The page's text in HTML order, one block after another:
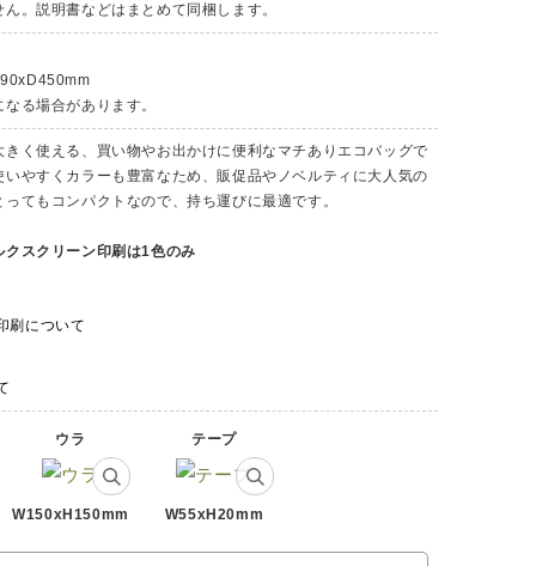
。説明書などはまとめて同梱します。
る場合があります。
く使える、買い物やお出かけに便利なマチありエコバッグで
やすくカラーも豊富なため、販促品やノベルティに大人気の
てもコンパクトなので、持ち運びに最適です。
スクリーン印刷は1色のみ
刷について
ウラ
W150xH150mm
テープ
W55xH20mm